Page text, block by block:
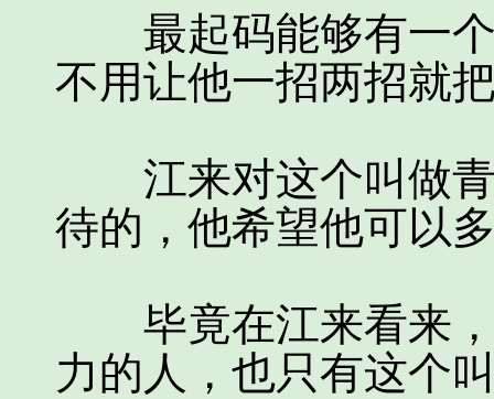
最起码能够有一个
不用让他一招两招就
江来对这个叫做青
待的，他希望他可以
毕竟在江来看来，
力的人，也只有这个